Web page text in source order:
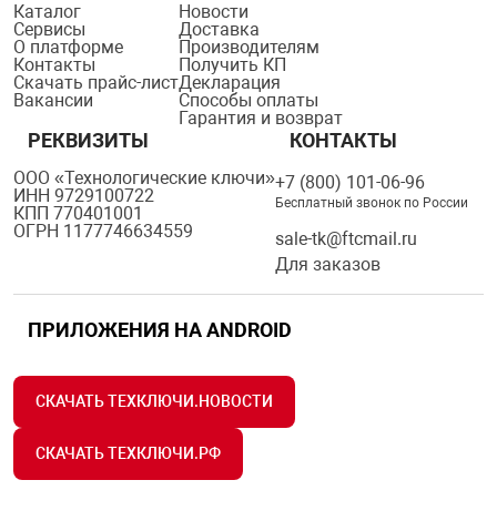
Каталог
Сервисы
О платформе
Контакты
Скачать прайс-лист
Вакансии
Новости
Доставка
Производителям
Получить КП
Декларация
Способы оплаты
Гарантия и возврат
РЕКВИЗИТЫ
ООО «Технологические ключи»
ИНН 9729100722
КПП 770401001
ОГРН 1177746634559
КОНТАКТЫ
+7 (800) 101-06-96
Бесплатный звонок по России
sale-tk@ftcmail.ru
Для заказов
ПРИЛОЖЕНИЯ НА ANDROID
СКАЧАТЬ ТЕХКЛЮЧИ.НОВОСТИ
СКАЧАТЬ ТЕХКЛЮЧИ.РФ